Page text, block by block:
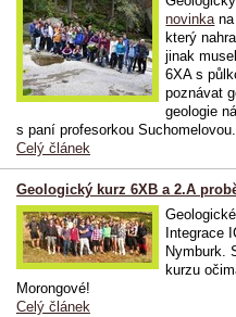
novinka
který
jinak
6XA s
poznávat
geologie
s paní profesorkou
Celý článek
Geologický kurz 6XB a 2.A
Integrace
Nymburk.
kurzu
Morongové!
Celý článek